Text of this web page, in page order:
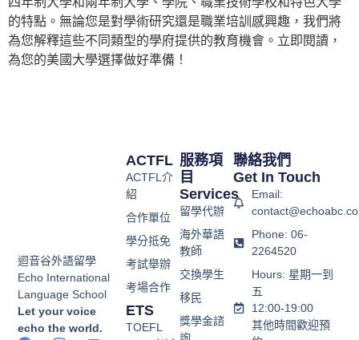
的特點。無論您是對學術研究還是職業培訓感興趣，我們將
為您解釋這些不同類型的學府提供的教育機會。立即閱讀，
為您的美國大學選擇做好準備！
迴音谷外語留學
Echo International
Language School
Let your voice
echo the world.
服務項
目
Services
留學代辦
海外華語
教師
交換學生
移民
獎學金諮
ACTFL
ACTFL介
紹
合作單位
學分抵免
考試舉辦
考場合作
ETS
TOEFL
聯絡我們
Get In Touch
Email:
Phone: 06-
2264520
Hours: 星期一到
五
12:00-19:00
其他時間歡迎預